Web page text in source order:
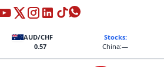
AUD/CHF
0.57
Stocks:
China:—